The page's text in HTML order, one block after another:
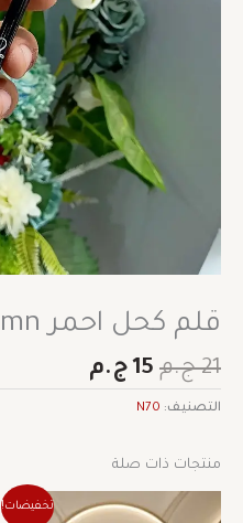
قلم كحل احمر mn اوريجينال
21 ج.م 15 ج.م
التصنيف: N70
منتجات ذات صلة
تخفيضات!
السعر
الأصلي
السعر
الحالي